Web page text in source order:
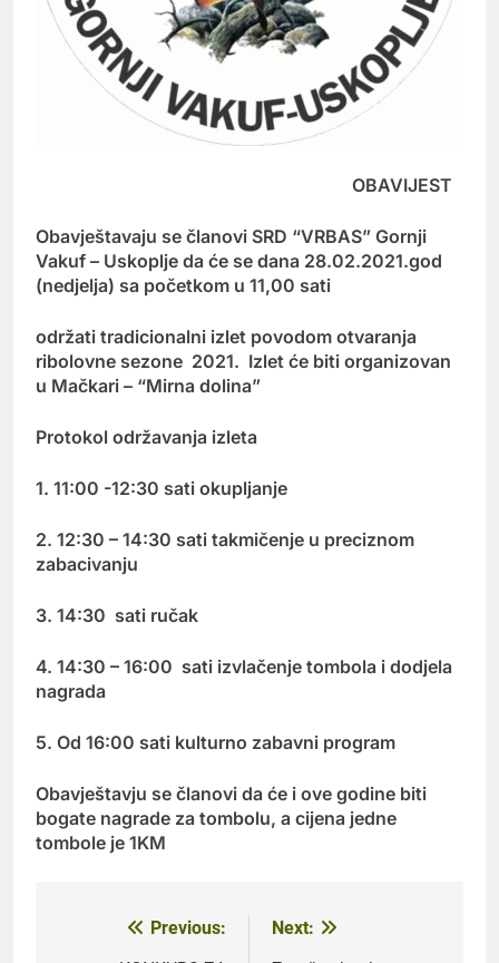
OBAVIJEST
Obavještavaju se članovi SRD “VRBAS” Gornji
Vakuf – Uskoplje da će se dana 28.02.2021.god
(nedjelja) sa početkom u 11,00 sati
održati tradicionalni izlet povodom otvaranja
ribolovne sezone 2021. Izlet će biti organizovan
u Mačkari – “Mirna dolina”
Protokol održavanja izleta
1. 11:00 -12:30 sati okupljanje
2. 12:30 – 14:30 sati takmičenje u preciznom
zabacivanju
3. 14:30 sati ručak
4. 14:30 – 16:00 sati izvlačenje tombola i dodjela
nagrada
5. Od 16:00 sati kulturno zabavni program
Obavještavju se članovi da će i ove godine biti
bogate nagrade za tombolu, a cijena jedne
tombole je 1KM
NavigacijaPrevious:
Next: